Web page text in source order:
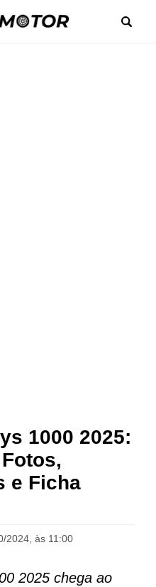
1000 2025:
e Ficha
2024, às 11:00
2025 chega ao